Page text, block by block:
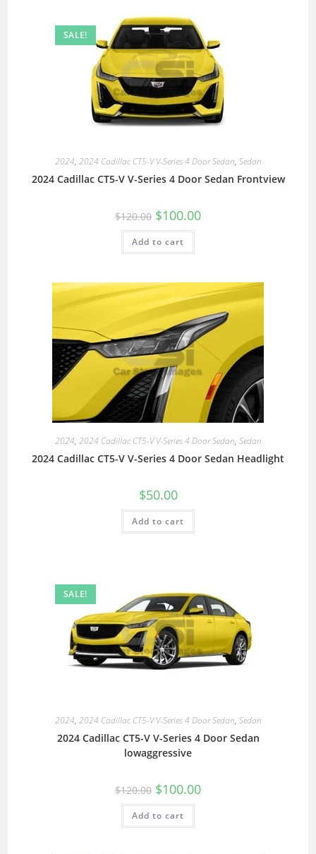
SALE!
2024, 2024 Cadillac CT5-V V-Series 4 Door Sedan, Sedan
2024 Cadillac CT5-V V-Series 4 Door Sedan Frontview
$120.00 $100.00
Add to cart
2024, 2024 Cadillac CT5-V V-Series 4 Door Sedan, Sedan
2024 Cadillac CT5-V V-Series 4 Door Sedan Headlight
$50.00
Add to cart
SALE!
2024, 2024 Cadillac CT5-V V-Series 4 Door Sedan, Sedan
2024 Cadillac CT5-V V-Series 4 Door Sedan
lowaggressive
$120.00 $100.00
Add to cart